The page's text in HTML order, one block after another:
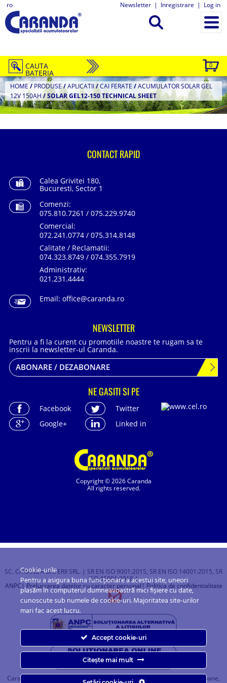
ro Newsletter | Inregistrare | Log in
0
CAUTA
BATERIA
HOME / PRODUSE/APLICATII/CAI FERATE /ACUMULATOR SOLAR GEL
12V 150AH/SOLAR GEL12-150 TECHNICAL SHEET
Copyright © 2026 Caranda
All rights reserved.
CONTACT RAPID
Calea Grivitei 180,
Bucuresti, Sector 1
Comenzi:
075.810.7261 / 075.229.9740
Comercial:
072.241.0774 / 075.314.8148
Calitate / Reclamatii:
074.323.8749 / 074.355.7919
Administrativ:
021.231.4444
Email: office@caranda.ro
NEWSLETTER
Pentru a fi la curent cu promotiile noastre te rugam sa te
inscrii la newsletter-ul Caranda.
ABONARE / DEZABONARE
NE GASITI SI PE
Facebook
Twitter
Google+
Linked in
SC. CARANDA BATERII SRL. | SR EN ISO 9001:2015, SR EN ISO 14001:2015, SR
ISO 45001:2018 |
ANPC | Prelucrarea datelor cu caracter personal| Politica de confidentialitate
Caranda.ro este un magazin online cu baterii pentru automobile, camioane,
Cookie-urile
Pentru a asigura buna funcționare a acestui site, uneori
plasăm în computerul dumneavoastră mici fișiere cu date,
cunoscute sub numele de cookie-uri. Majoritatea site-urilor
mari fac acest lucru.
Accept cookie-uri
Citește mai mult